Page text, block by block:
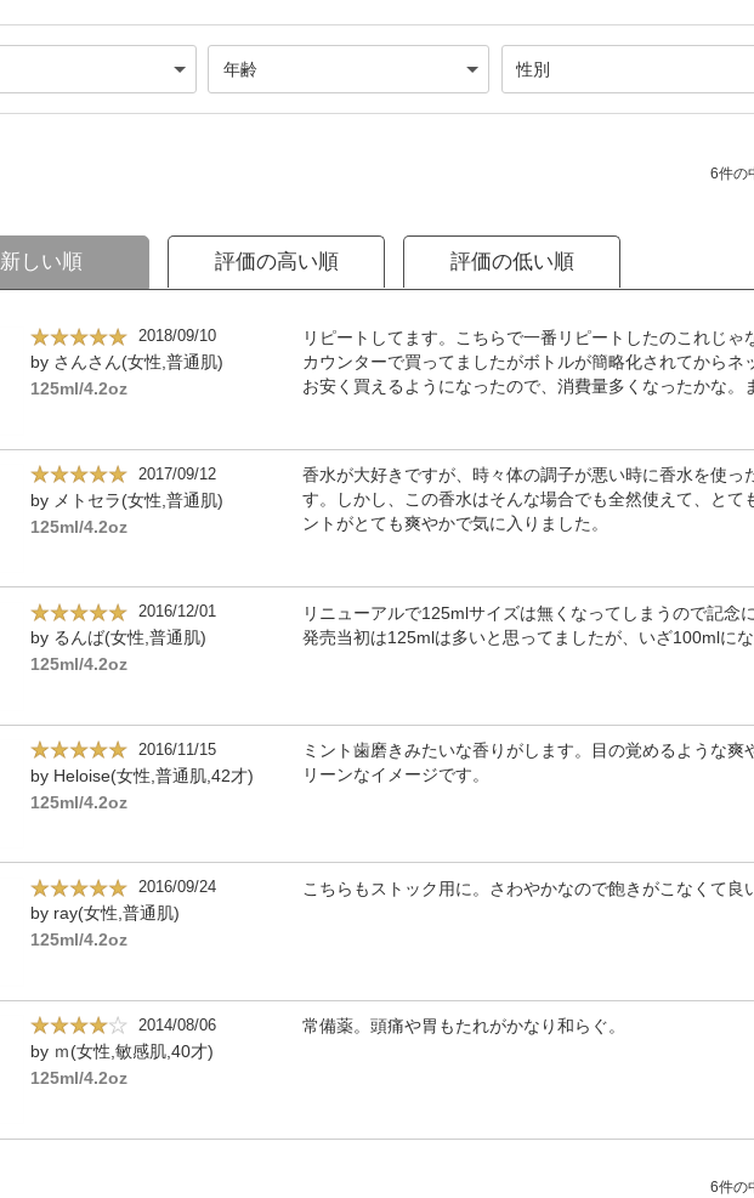
6件の
新しい順 評価の高い順 評価の低い順
2018/09/10
by さんさん(女性,普通肌)
125ml/4.2oz
リピートしてます。こちらで一番リピートしたのこれじゃ
カウンターで買ってましたがボトルが簡略化されてからネ
お安く買えるようになったので、消費量多くなったかな。
2017/09/12
by メトセラ(女性,普通肌)
125ml/4.2oz
香水が大好きですが、時々体の調子が悪い時に香水を使っ
す。しかし、この香水はそんな場合でも全然使えて、とて
ントがとても爽やかで気に入りました。
2016/12/01
by るんば(女性,普通肌)
125ml/4.2oz
リニューアルで125mlサイズは無くなってしまうので記念
発売当初は125mlは多いと思ってましたが、いざ100mlにな
2016/11/15
by Heloise(女性,普通肌,42才)
125ml/4.2oz
ミント歯磨きみたいな香りがします。目の覚めるような爽
リーンなイメージです。
2016/09/24
by ray(女性,普通肌)
125ml/4.2oz
こちらもストック用に。さわやかなので飽きがこなくて良
2014/08/06
by ｍ(女性,敏感肌,40才)
125ml/4.2oz
常備薬。頭痛や胃もたれがかなり和らぐ。
6件の